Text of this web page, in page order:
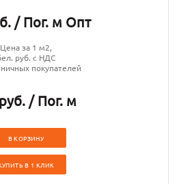
/ Пог. м Опт
Цена за 1 м2,
руб. с НДС
покупателей
/ Пог. м
В КОРЗИНУ
В 1 КЛИК